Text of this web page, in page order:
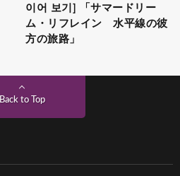
이어 보기] 「サマードリー
ム・リフレイン 水平線の彼
方の旅路」
Back to Top